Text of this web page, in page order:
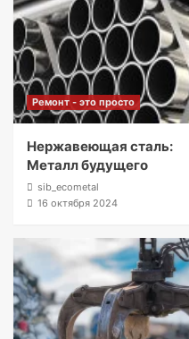
Ремонт - это просто
Нержавеющая сталь:
Металл будущего
sib_ecometal
16 октября 2024